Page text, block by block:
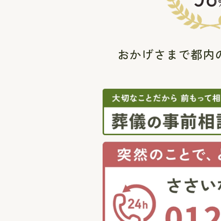
おかげさまで都